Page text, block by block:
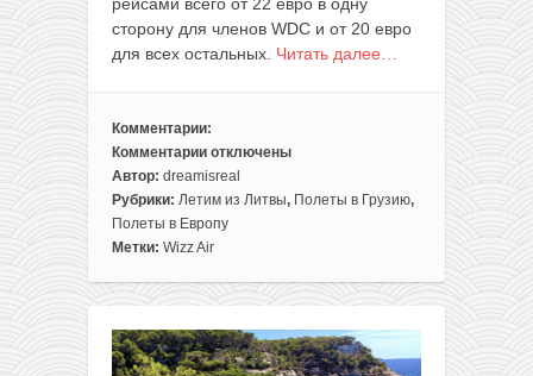
рейсами всего от 22 евро в одну
сторону для членов WDС и от 20 евро
для всех остальных. Читать далее…
Комментарии:
Комментарии
к
записи
Зима:
летим
Грузию
Вильнюса
за
отключены
Автор: dreamisreal
Рубрики: Летим из Литвы, Полеты в Грузию,
Полеты в Европу
Метки: Wizz Air